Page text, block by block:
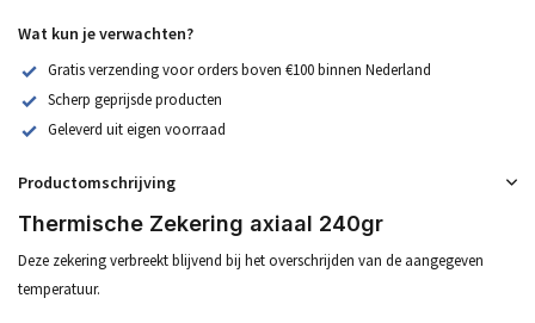
Wat kun je verwachten?
Gratis verzending voor orders boven €100 binnen Nederland
Scherp geprijsde producten
Geleverd uit eigen voorraad
Productomschrijving
Thermische Zekering axiaal 240gr
Deze zekering verbreekt blijvend bij het overschrijden van de aangegeven
temperatuur.